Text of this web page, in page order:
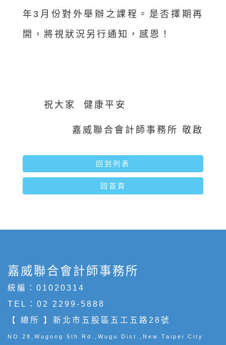
年3月份對外舉辦之課程。是否擇期再
開，將視狀況另行通知，感恩！
祝大家 健康平安
嘉威聯合會計師事務所 敬啟
回到列表
回首頁
嘉威聯合會計師事務所
統編：01020314
TEL： 02 2299-5888
【 總所 】新北市五股區五工五路28號
NO.28,Wugong 5th Rd.,Wugu Dist.,New Taipei City